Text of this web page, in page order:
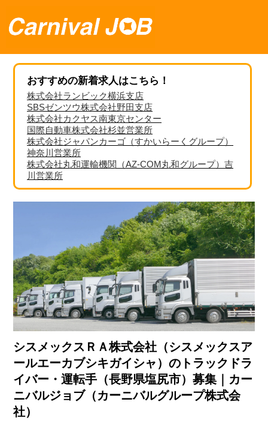
おすすめの新着求人はこちら！
株式会社ランビック横浜支店
SBSゼンツウ株式会社野田支店
株式会社カクヤス南東京センター
国際自動車株式会社杉並営業所
株式会社ジャパンカーゴ（すかいらーくグループ）
神奈川営業所
株式会社丸和運輸機関（AZ-COM丸和グループ）吉
川営業所
シスメックスＲＡ株式会社（シスメックスア
ールエーカブシキガイシャ）のトラックドラ
イバー・運転手（長野県塩尻市）募集｜カー
ニバルジョブ（カーニバルグループ株式会
社）